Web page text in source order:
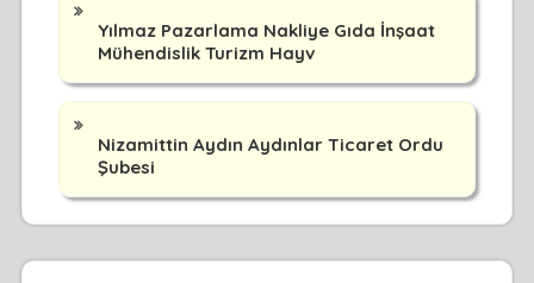
Yılmaz Pazarlama Nakliye Gıda İnşaat
Mühendislik Turizm Hayv
Nizamittin Aydın Aydınlar Ticaret Ordu
Şubesi